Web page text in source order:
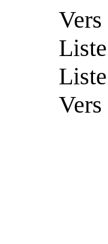
Vers
Vers